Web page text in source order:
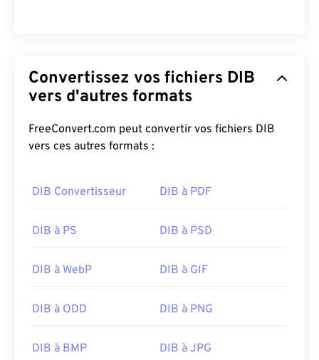
Convertissez vos fichiers DIB
vers d'autres formats
FreeConvert.com peut convertir vos fichiers DIB
vers ces autres formats :
DIB Convertisseur DIB à PDF
DIB à PS DIB à PSD
DIB à WebP DIB à GIF
DIB à ODD DIB à PNG
DIB à BMP DIB à JPG